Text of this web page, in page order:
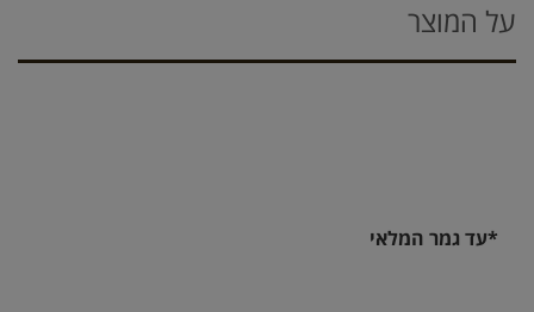
על המוצר
*עד גמר המלאי